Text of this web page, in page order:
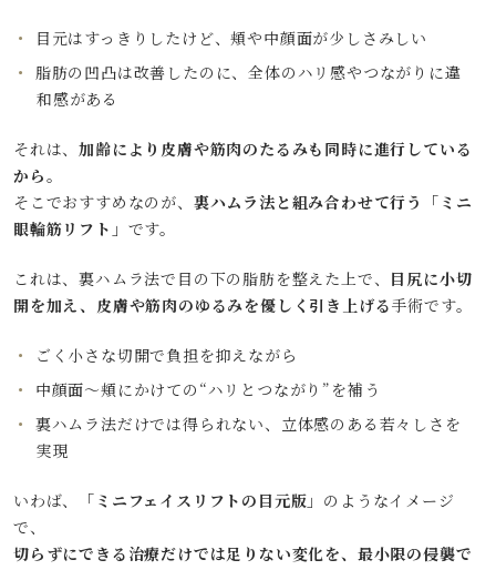
目元はすっきりしたけど、頬や中顔面が少しさみしい
脂肪の凹凸は改善したのに、全体のハリ感やつながりに違
和感がある
それは、加齢により皮膚や筋肉のたるみも同時に進行している
から。
そこでおすすめなのが、 裏ハムラ法と組み合わせて行う「ミニ
眼輪筋リフト」 です。
これは、裏ハムラ法で目の下の脂肪を整えた上で、 目尻に小切
開を加え、皮膚や筋肉のゆるみを優しく引き上げる手術です。
ごく小さな切開で負担を抑えながら
中顔面〜頬にかけての“ハリとつながり”を補う
裏ハムラ法だけでは得られない、立体感のある若々しさを
実現
いわば、 「ミニフェイスリフトの目元版」 のようなイメージ
で、
切らずにできる治療だけでは足りない変化を、最小限の侵襲で